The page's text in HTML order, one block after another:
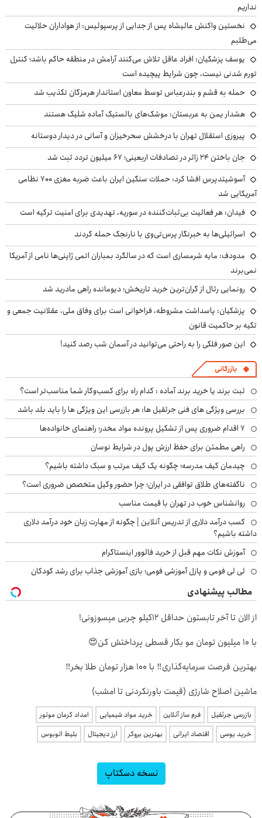
نداریم
نخستین واکنش عالیشاه پس از جدایی از پرسپولیس: از هواداران حلالیت
می‌طلبم
یوسف پزشکیان: افراد عاقل تلاش می‌کنند آرامش در منطقه حاکم باشد؛ کنترل
تورم شدنی نیست، چون شرایط پیچیده است
حمله به قشم و بندرعباس توسط معاون استاندار هرمزگان تکذیب شد
هشدار یمن به عربستان: موشک‌های بالستیک آماده شلیک هستند
پیروزی استقلال تهران با درخشش سحرخیزان و آسانی در دیدار دوستانه
جان باختن ۲۴ زائر در تصادفات اربعینی؛ ۶۷ میلیون تردد ثبت شد
آسوشیتدپرس افشا کرد: حملات سنگین ایران باعث ضربه مغزی ۷۰۰ نظامی
آمریکایی شد
فیدان: هر فعالیت بی‌ثبات‌کننده در سوریه، تهدیدی برای امنیت ترکیه است
اسرائیلی‌ها به خبرنگار پرس‌تی‌وی با نارنجک حمله کردند
مدودف: مایه شرمساری است که در سالگرد بمباران اتمی ژاپنی‌ها نامی از آمریکا
نمی‌برند
رونمایی رئال از گران‌ترین خرید تاریخش؛ دیومانده راهی مادرید شد
پزشکیان: پاسداشت مشروطه، فراخوانی است برای وفاق ملی، عقلانیت جمعی و
تکیه بر حاکمیت قانون
این صور فلکی را به راحتی می‌توانید در آسمان شب رصد کنید!
بازرگانی
ثبت برند یا خرید برند آماده : کدام راه برای کسب‌وکار شما مناسب‌تر است؟
بررسی ویژگی های فنی جرثقیل ها: هر بازرسی این ویژگی ها را باید بلد باشد
۷ اقدام ضروری پس از تشکیل پرونده مواد مخدر؛ راهنمای خانواده‌ها
راهی مطمئن برای حفظ ارزش پول در شرایط نوسان
چیدمان کیف مدرسه؛ چگونه یک کیف مرتب و سبک داشته باشیم؟
ناگفته‌های طلاق توافقی در ایران؛ چرا حضور وکیل متخصص ضروری است؟
روانشناس خوب در تهران با قیمت مناسب
کسب درآمد دلاری از تدریس آنلاین | چگونه از مهارت زبان خود درآمد دلاری
داشته باشیم؟
آموزش نکات مهم قبل از خرید فالوور اینستاگرام
لی لی فومی و پازل آموزشی فومی؛ بازی آموزشی جذاب برای رشد کودکان
مطالب پیشنهادی
از الان تا آخر تابستون حداقل 12کیلو چربی میسوزونی!
با 10 میلیون تومان مو بکار قسطی پرداختش کن😍
بهترین فرصت سرمایه‌گذاری‼️ با 100 هزار تومان طلا بخر‼️
ماشین اصلاح شارژی (قیمت باورنکردنی تا امشب)
بازرسی جرثقیل فرم ساز آنلاین خرید مواد شیمیایی
امداد کرمان موتور
خرید یوسی
اقتصاد ایرانی بهترین بروکر ارز دیجیتال بلیط اتوبوس
نسخه دسکتاپ